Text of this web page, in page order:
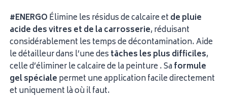
#ENERGOÉlimine les résidus de calcaire etde pluie
acide desvitres et de la carrosserie, réduisant
considérablement les temps de décontamination. Aide
le détailleur dans l’une destâches les plus difficiles,
celle d’éliminer le calcaire de la peinture . Saformule
gel spécialepermet une application facile directement
et uniquement là où il faut.